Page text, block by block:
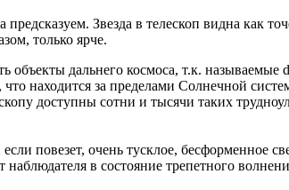
Звезда в телескоп видна как
только ярче.
объекты дальнего космоса, т.к.
что находится за пределами Солнечной
доступны сотни и тысячи таких
повезет, очень тусклое, бесформенное
наблюдателя в состояние трепетного